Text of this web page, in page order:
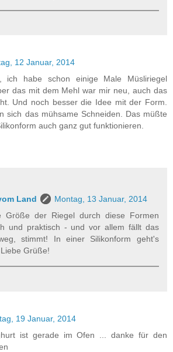
12 Januar, 2014
ich habe schon einige Male Müsliriegel
das mit dem Mehl war mir neu, auch das
Und noch besser die Idee mit der Form.
sich das mühsame Schneiden. Das müßte
auch ganz gut funktionieren.
Land
Montag, 13 Januar, 2014
Größe der Riegel durch diese Formen
und praktisch - und vor allem fällt das
stimmt! In einer Silikonform geht's
Grüße!
19 Januar, 2014
ist gerade im Ofen ... danke für den